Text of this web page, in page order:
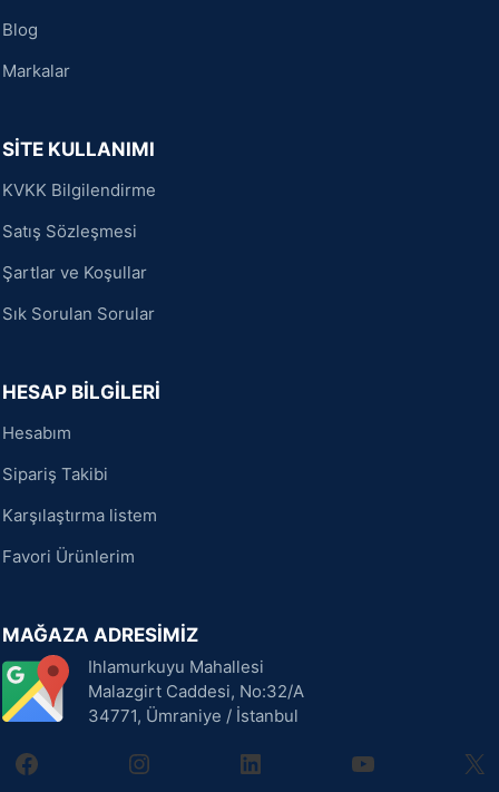
Blog
Markalar
SİTE KULLANIMI
KVKK Bilgilendirme
Satış Sözleşmesi
Şartlar ve Koşullar
Sık Sorulan Sorular
HESAP BİLGİLERİ
Hesabım
Sipariş Takibi
Karşılaştırma listem
Favori Ürünlerim
MAĞAZA ADRESİMİZ
Ihlamurkuyu Mahallesi
Malazgirt Caddesi, No:32/A
34771, Ümraniye / İstanbul
facebookinstagramlinkedin youtube X